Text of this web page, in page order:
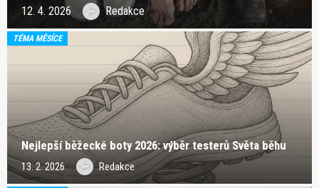
12. 4. 2026 Redakce
TÉMA MĚSÍCE
Nejlepší běžecké boty 2026: výběr testerů Světa běhu
13. 2. 2026 Redakce